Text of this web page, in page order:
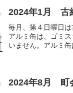
2024年1月 古
毎月、第４日曜日
アルミ缶は、ゴミ
いません。アルミ
2024年8月 町